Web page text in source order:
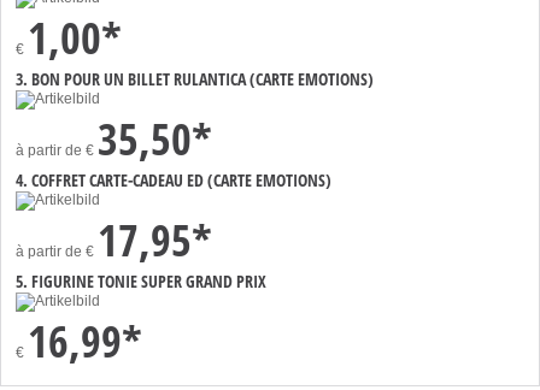
€ 1,00*
3. BON POUR UN BILLET RULANTICA (CARTE EMOTIONS)
à partir de € 35,50*
4. COFFRET CARTE-CADEAU ED (CARTE EMOTIONS)
à partir de € 17,95*
5. FIGURINE TONIE SUPER GRAND PRIX
€ 16,99*